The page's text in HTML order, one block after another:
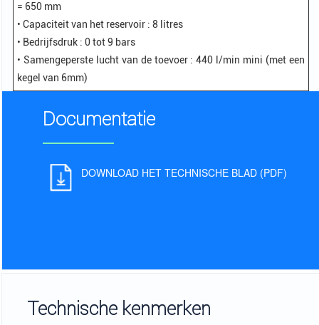
= 650 mm
• Capaciteit van het reservoir : 8 litres
• Bedrijfsdruk : 0 tot 9 bars
• Samengeperste lucht van de toevoer : 440 l/min mini (met een
kegel van 6mm)
Documentatie
DOWNLOAD HET TECHNISCHE BLAD (PDF)
Technische kenmerken